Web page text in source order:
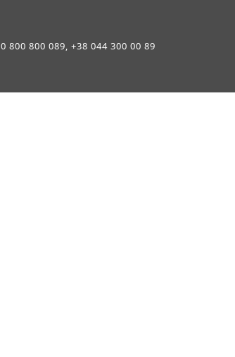
0 800 800 089, +38 044 300 00 89